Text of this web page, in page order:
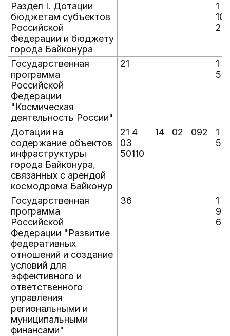
Раздел I. Дотации
бюджетам субъектов
Российской
Федерации и бюджету
города Байконура
1
102
Государственная
программа
Российской
Федерации
"Космическая
деятельность России"
21
1
Дотации на
содержание объектов
инфраструктуры
города Байконура,
связанных с арендой
космодрома Байконур
21 4
03
50110
14 02 092
1
Государственная
программа
Российской
Федерации "Развитие
федеративных
отношений и создание
условий для
эффективного и
ответственного
управления
региональными и
муниципальными
финансами"
36
1